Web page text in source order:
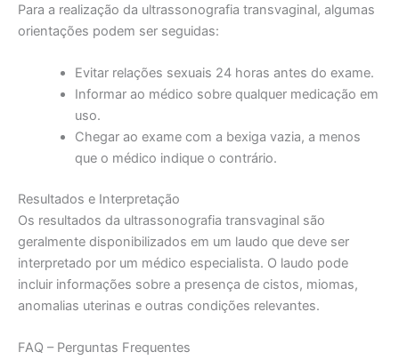
Para a realização da ultrassonografia transvaginal, algumas
orientações podem ser seguidas:
Evitar relações sexuais 24 horas antes do exame.
Informar ao médico sobre qualquer medicação em
uso.
Chegar ao exame com a bexiga vazia, a menos
que o médico indique o contrário.
Resultados e Interpretação
Os resultados da ultrassonografia transvaginal são
geralmente disponibilizados em um laudo que deve ser
interpretado por um médico especialista. O laudo pode
incluir informações sobre a presença de cistos, miomas,
anomalias uterinas e outras condições relevantes.
FAQ – Perguntas Frequentes